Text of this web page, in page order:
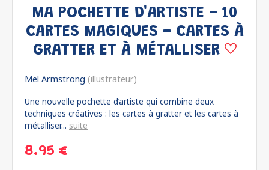
MA POCHETTE D'ARTISTE - 10
CARTES MAGIQUES - CARTES À
GRATTER ET À MÉTALLISER
Mel Armstrong (illustrateur)
Une nouvelle pochette d’artiste qui combine deux
techniques créatives : les cartes à gratter et les cartes à
métalliser... suite
8.95 €